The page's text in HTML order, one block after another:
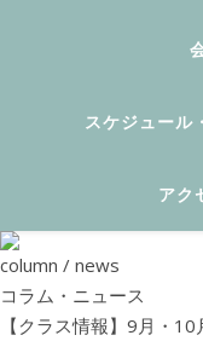
スケジュール
アク
column / news
コラム・ニュース
【クラス情報】9月・